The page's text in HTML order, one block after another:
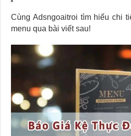
Cùng Adsngoaitroi tìm hiểu chi
menu qua bài viết sau!